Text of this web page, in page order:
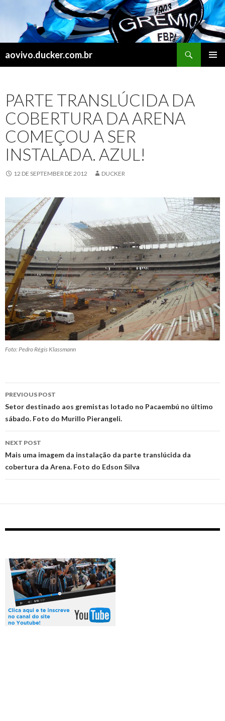
aovivo.ducker.com.br
PARTE TRANSLÚCIDA DA
COBERTURA DA ARENA
COMEÇOU A SER
INSTALADA. AZUL!
12 DE SEPTEMBER DE 2012 DUCKER
Foto: Pedro Régis Klassmann
Post
navigation
PREVIOUS POST
Setor destinado aos gremistas lotado no Pacaembú no último
sábado. Foto do Murillo Pierangeli.
NEXT POST
Mais uma imagem da instalação da parte translúcida da
cobertura da Arena. Foto do Edson Silva